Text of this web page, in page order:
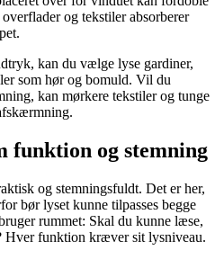
og tekstiler absorberer
kan du vælge lyse gardiner,
som hør og bomuld. Vil du
kan mørkere tekstiler og tunge
funktion og stemning
og stemningsfuldt. Det er her,
bør lyset kunne tilpasses begge
rummet: Skal du kunne læse,
Hver funktion kræver sit lysniveau.